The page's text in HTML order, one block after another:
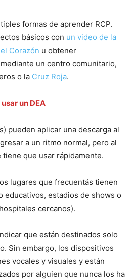
formas de aprender RCP.
básicos con un video de la
Corazón u obtener
un centro comunitario,
o la Cruz Roja.
un DEA
pueden aplicar una descarga al
a un ritmo normal, pero al
tiene que usar rápidamente.
lugares que frecuentás tienen
educativos, estadios de shows o
cercanos).
que están destinados solo
Sin embargo, los dispositivos
vocales y visuales y están
por alguien que nunca los ha